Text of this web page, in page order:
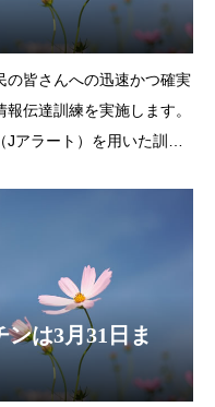
の皆さんへの迅速かつ確実
伝達訓練を実施します。
アラート）を用いた訓練
は3月31日ま